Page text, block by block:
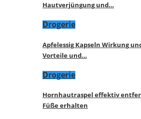
Hautverjüngung und…
Drogerie
Apfelessig Kapseln Wirkung
Vorteile und…
Drogerie
Hornhautraspel effektiv
Füße erhalten